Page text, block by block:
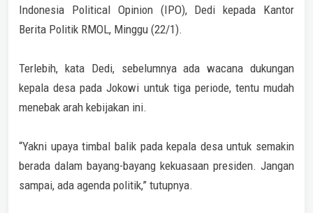
Indonesia Political Opinion (IPO), Dedi kepada Kantor
Berita Politik RMOL, Minggu (22/1).
Terlebih, kata Dedi, sebelumnya ada wacana dukungan
kepala desa pada Jokowi untuk tiga periode, tentu mudah
menebak arah kebijakan ini.
“Yakni upaya timbal balik pada kepala desa untuk semakin
berada dalam bayang-bayang kekuasaan presiden. Jangan
sampai, ada agenda politik,” tutupnya.